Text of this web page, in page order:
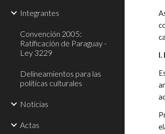
Integrantes
Convención 2005:
Ratificación de Paraguay -
Ley 3229
Delineamientos para las
políticas culturales
Noticias
Actas
I.